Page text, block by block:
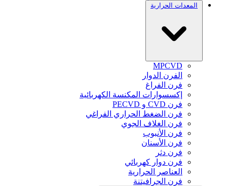
المعدات الحرارية
MPCVD
الفرن الدوار
فرن الفراغ
إكسسوارات المكنسة الكهربائية
فرن CVD و PECVD
فرن الضغط الحراري الفراغي
فرن الغلاف الجوي
فرن الأنبوب
فرن الأسنان
فرن دثر
فرن دوار كهربائي
العناصر الحرارية
فرن الجرافيتنة